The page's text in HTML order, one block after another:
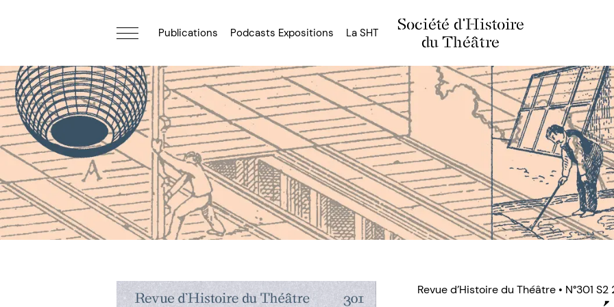
Société d'Histoire
du Théâtre
Publications Podcasts Expositions La SHT
Revue d’Histoire du Théâtre • N°301